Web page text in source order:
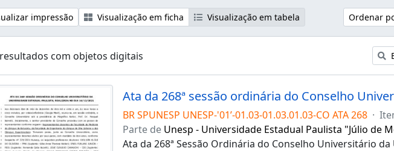
impressão Visualização em ficha Visualização em tabela Ordenar
com objetos digitais
BR SPUNESP UNESP-'01’-01.03-01.03.01.03-CO ATA 268 ·
Parte de Unesp - Universidade Estadual Paulista "Júlio de
Ata da 268ª Sessão Ordinária do Conselho Universitário